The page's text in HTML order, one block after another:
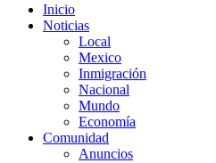
Inicio
Noticias
Local
Mexico
Inmigración
Nacional
Mundo
Economía
Comunidad
Anuncios